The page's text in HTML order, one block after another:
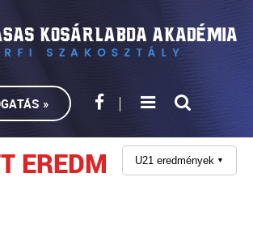
»
EREDMÉNYEK
U21 eredmények ▼